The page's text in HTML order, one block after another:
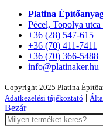
Platina
Pécel, Topolya utca
+36 (28) 547-615
+36 (70) 411-7411
+36 (70) 366-5488
info@platinaker.hu
Copyright 2025 Platina
Adatkezelési tájékoztató |
Bezár